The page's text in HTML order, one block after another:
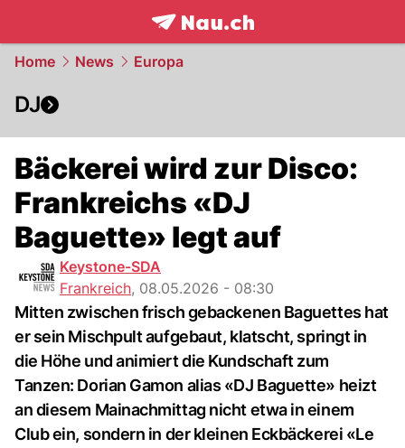
frontpage.NAU.ch
Home News Europa
DJ
Bäckerei wird zur Disco:
Frankreichs «DJ
Baguette» legt auf
Keystone-SDA
Frankreich, 08.05.2026 - 08:30
Mitten zwischen frisch gebackenen Baguettes hat
er sein Mischpult aufgebaut, klatscht, springt in
die Höhe und animiert die Kundschaft zum
Tanzen: Dorian Gamon alias «DJ Baguette» heizt
an diesem Mainachmittag nicht etwa in einem
Club ein, sondern in der kleinen Eckbäckerei «Le